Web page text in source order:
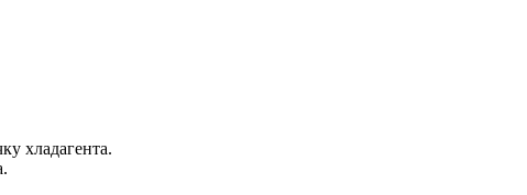
хладагента.